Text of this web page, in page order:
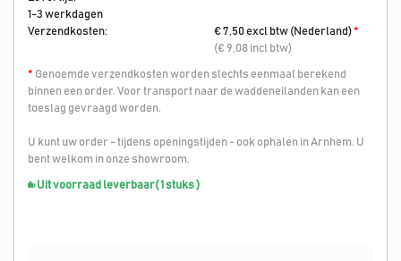
1-3 werkdagen
Verzendkosten:
€ 7,50 excl btw (Nederland)*
(€ 9,08 incl btw)
* Genoemde verzendkosten worden slechts eenmaal berekend
binnen een order. Voor transport naar de waddeneilanden kan een
toeslag gevraagd worden.
U kunt uw order - tijdens openingstijden - ook ophalen in Arnhem. U
bent welkom in onze showroom.
Uit voorraad leverbaar( 1 stuks )